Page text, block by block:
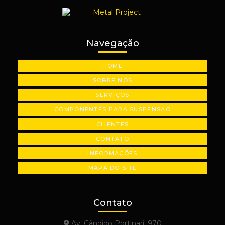
Usinagem de peças automotivas
Usinagem de peças em são paulo
Usinagem de plásticos industriais
Usinagem de polias industriais
Usinagem de precisão
Navegação
HOME
SOBRE NÓS
SERVIÇOS
COMPONENTES PARA SUSPENSAO
CLIENTES
CONTATO
INFORMAÇÕES
MAPA DO SITE
Contato